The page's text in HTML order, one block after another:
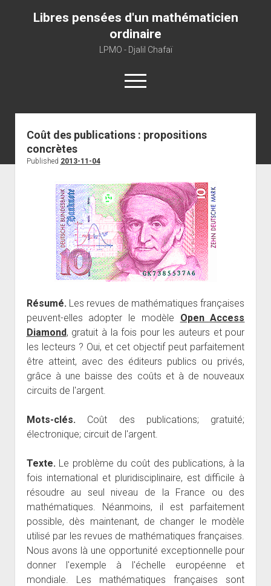
Libres pensées d'un mathématicien
ordinaire
LPMO - Djalil Chafaï
open
menu
About mathematics
About this blog
Coût des publications : propositions
concrètes
Published 2013-11-04
Résumé.Les revues de mathématiques françaises
peuvent-elles adopter le modèle Open Access
Diamond, gratuit à la fois pour les auteurs et pour
les lecteurs ? Oui, et cet objectif peut parfaitement
être atteint, avec des éditeurs publics ou privés,
grâce à une baisse des coûts et à de nouveaux
circuits de l'argent.
Mots-clés.Coût des publications; gratuité;
électronique; circuit de l'argent.
Texte.Le problème du coût des publications, à la
fois international et pluridisciplinaire, est difficile à
résoudre au seul niveau de la France ou des
mathématiques. Néanmoins, il est parfaitement
possible, dès maintenant, de changer le modèle
utilisé par les revues de mathématiques françaises.
Nous avons là une opportunité exceptionnelle pour
donner l'exemple à l'échelle européenne et
mondiale. Les mathématiques françaises sont